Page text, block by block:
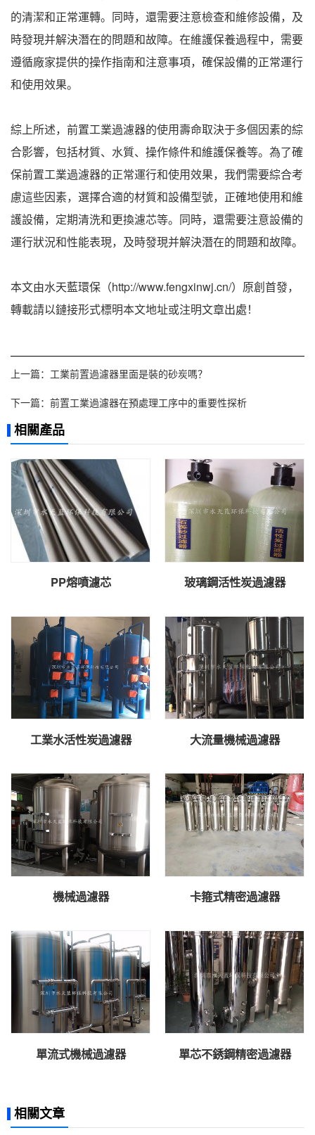
的清潔和正常運轉。同時，還需要注意檢查和維修設備，及
時發現并解決潛在的問題和故障。在維護保養過程中，需要
遵循廠家提供的操作指南和注意事項，確保設備的正常運行
和使用效果。
綜上所述，前置工業過濾器的使用壽命取決于多個因素的綜
合影響，包括材質、水質、操作條件和維護保養等。為了確
保前置工業過濾器的正常運行和使用效果，我們需要綜合考
慮這些因素，選擇合適的材質和設備型號，正確地使用和維
護設備，定期清洗和更換濾芯等。同時，還需要注意設備的
運行狀況和性能表現，及時發現并解決潛在的問題和故障。
本文由水天藍環保（http://www.fengxinwj.cn/）原創首發，
轉載請以鏈接形式標明本文地址或注明文章出處！
上一篇： 工業前置過濾器里面是裝的砂炭嗎？
下一篇： 前置工業過濾器在預處理工序中的重要性探析
相關產品
PP熔噴濾芯 玻璃鋼活性炭過濾器
工業水活性炭過濾器 大流量機械過濾器
機械過濾器 卡箍式精密過濾器
單流式機械過濾器 單芯不銹鋼精密過濾器
相關文章